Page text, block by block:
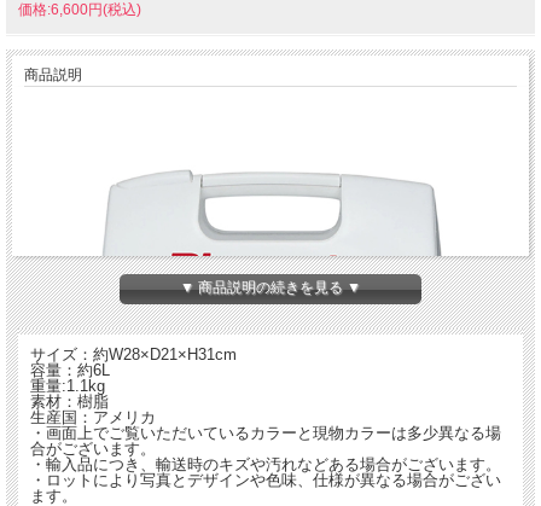
価格:6,600円(税込)
商品説明
▼ 商品説明の続きを見る ▼
サイズ：約W28×D21×H31cm
容量：約6L
重量:1.1kg
素材：樹脂
生産国：アメリカ
・画面上でご覧いただいているカラーと現物カラーは多少異なる場
合がございます。
・輸入品につき、輸送時のキズや汚れなどある場合がございます。
・ロットにより写真とデザインや色味、仕様が異なる場合がござい
ます。